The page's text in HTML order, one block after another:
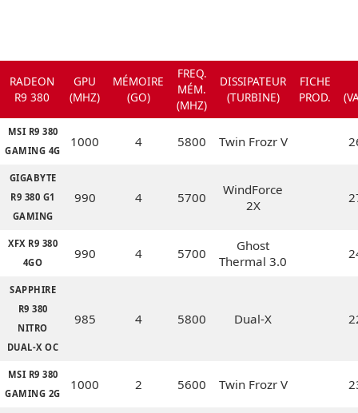
RADEON
R9 380
GPU
(MHZ)
MÉMOIRE
(GO)
FREQ.
MÉM.
(MHZ)
DISSIPATEUR
(TURBINE)
FICHE
PROD.
MSI R9 380
GAMING 4G
1000 4 5800 Twin Frozr V
GIGABYTE
R9 380 G1
GAMING
990 4 5700
WindForce
2X
XFX R9 380
4GO
990 4 5700
Ghost
Thermal 3.0
SAPPHIRE
R9 380
NITRO
DUAL-X OC
985 4 5800 Dual-X
MSI R9 380
GAMING 2G
1000 2 5600 Twin Frozr V